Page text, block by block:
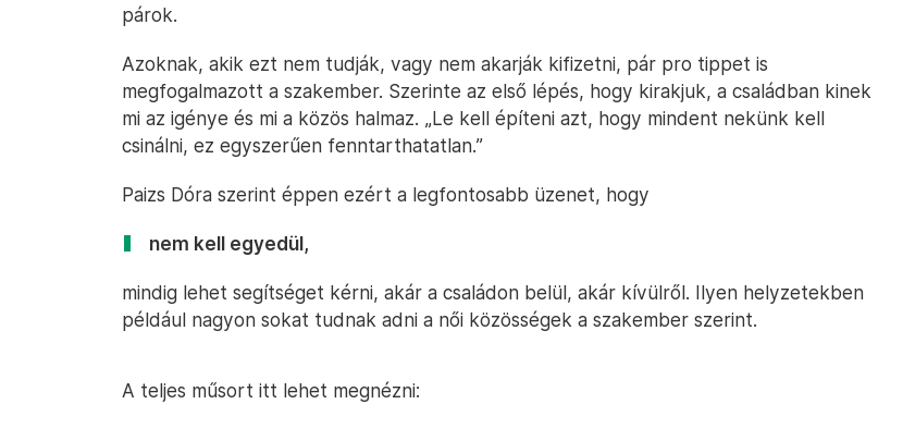
párok.
Azoknak, akik ezt nem tudják, vagy nem akarják kifizetni, pár pro tippet is
megfogalmazott a szakember. Szerinte az első lépés, hogy kirakjuk, a családban kinek
mi az igénye és mi a közös halmaz. „Le kell építeni azt, hogy mindent nekünk kell
csinálni, ez egyszerűen fenntarthatatlan.”
Paizs Dóra szerint éppen ezért a legfontosabb üzenet, hogy
nem kell egyedül,
mindig lehet segítséget kérni, akár a családon belül, akár kívülről. Ilyen helyzetekben
például nagyon sokat tudnak adni a női közösségek a szakember szerint.
A teljes műsort itt lehet megnézni: